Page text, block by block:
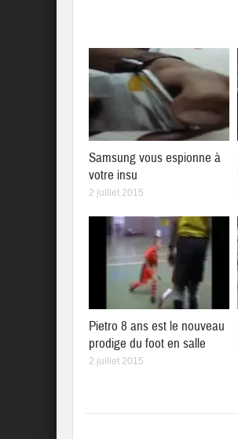
Samsung vous espionne à
votre insu
2 juillet 2015
Pietro 8 ans est le nouveau
prodige du foot en salle
2 juillet 2015